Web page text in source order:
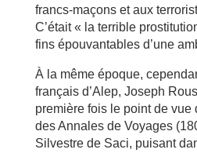
francs-maçons et aux
C’était « la terrible
fins épouvantables d’une
À la même époque,
français d’Alep, Joseph
première fois le point de
des Annales de Voyages
Silvestre de Saci, puisant